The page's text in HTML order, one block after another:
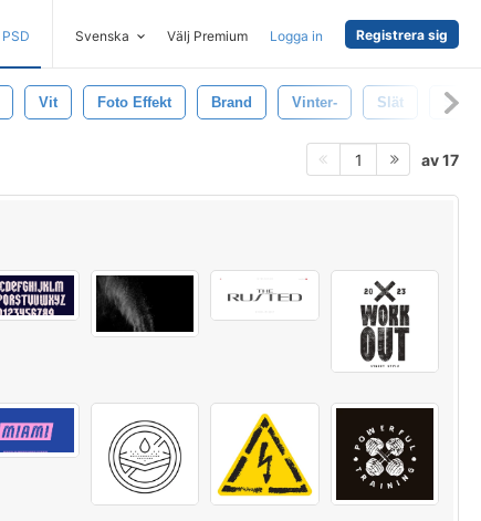
PSD Svenska Välj Premium Logga in Registrera sig
Vit Foto Effekt Brand Vinter- Slät
1 av 17